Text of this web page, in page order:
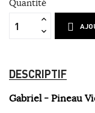
Quantité
DESCRIPTIF
Gabriel - Pineau